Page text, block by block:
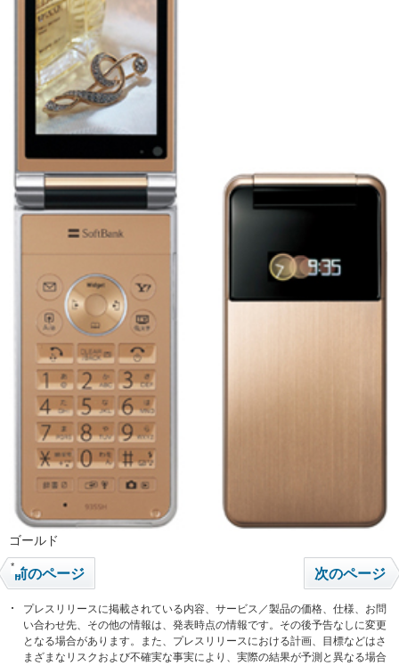
ゴールド
*前のページ 次のページ
プレスリリースに掲載されている内容、サービス／製品の価格、仕様、お問
い合わせ先、その他の情報は、発表時点の情報です。その後予告なしに変更
となる場合があります。また、プレスリリースにおける計画、目標などはさ
まざまなリスクおよび不確実な事実により、実際の結果が予測と異なる場合